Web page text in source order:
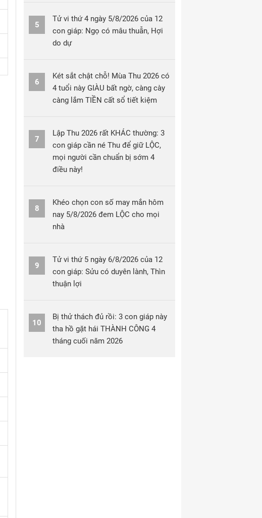
5
Tử vi thứ 4 ngày 5/8/2026 của 12
con giáp: Ngọ có mâu thuẫn, Hợi
do dự
6
Két sắt chật chỗ! Mùa Thu 2026 có
4 tuổi này GIÀU bất ngờ, càng cày
càng lắm TIỀN cất sổ tiết kiệm
7
Lập Thu 2026 rất KHÁC thường: 3
con giáp cần né Thu để giữ LỘC,
mọi người cần chuẩn bị sớm 4
điều này!
8
Khéo chọn con số may mắn hôm
nay 5/8/2026 đem LỘC cho mọi
nhà
9
Tử vi thứ 5 ngày 6/8/2026 của 12
con giáp: Sửu có duyên lành, Thìn
thuận lợi
10
Bị thử thách đủ rồi: 3 con giáp này
tha hồ gặt hái THÀNH CÔNG 4
tháng cuối năm 2026